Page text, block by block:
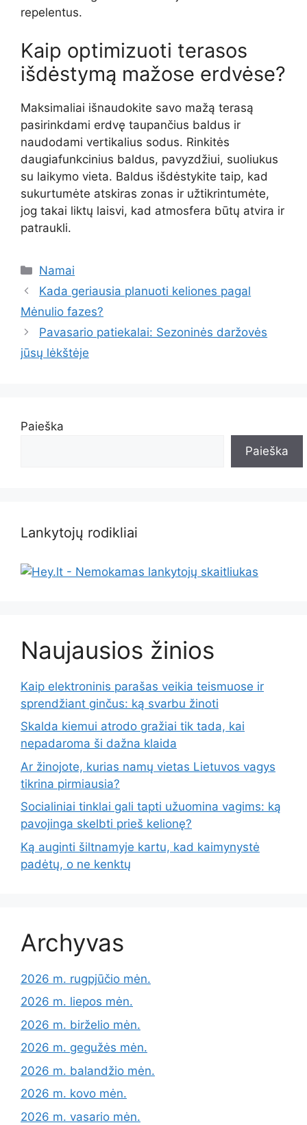
repelentus.
Kaip optimizuoti terasos
išdėstymą mažose erdvėse?
Maksimaliai išnaudokite savo mažą terasą
pasirinkdami erdvę taupančius baldus ir
naudodami vertikalius sodus. Rinkitės
daugiafunkcinius baldus, pavyzdžiui, suoliukus
su laikymo vieta. Baldus išdėstykite taip, kad
sukurtumėte atskiras zonas ir užtikrintumėte,
jog takai liktų laisvi, kad atmosfera būtų atvira ir
patraukli.
Kategorijos
Namai
Kada geriausia planuoti keliones pagal
Mėnulio fazes?
Pavasario patiekalai: Sezoninės daržovės
jūsų lėkštėje
Paieška
Paieška
Lankytojų rodikliai
Naujausios žinios
Kaip elektroninis parašas veikia teismuose ir
sprendžiant ginčus: ką svarbu žinoti
Skalda kiemui atrodo gražiai tik tada, kai
nepadaroma ši dažna klaida
Ar žinojote, kurias namų vietas Lietuvos vagys
tikrina pirmiausia?
Socialiniai tinklai gali tapti užuomina vagims: ką
pavojinga skelbti prieš kelionę?
Ką auginti šiltnamyje kartu, kad kaimynystė
padėtų, o ne kenktų
Archyvas
2026 m. rugpjūčio mėn.
2026 m. liepos mėn.
2026 m. birželio mėn.
2026 m. gegužės mėn.
2026 m. balandžio mėn.
2026 m. kovo mėn.
2026 m. vasario mėn.